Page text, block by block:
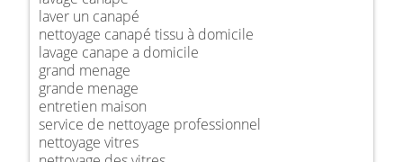
laver un canapé
nettoyage canapé tissu à domicile
lavage canape a domicile
grand menage
grande menage
entretien maison
service de nettoyage professionnel
nettoyage vitres